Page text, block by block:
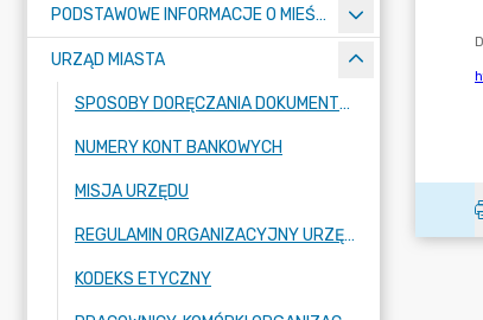
PODSTAWOWE INFORMACJE O MIEŚCIE
URZĄD MIASTA
SPOSOBY DORĘCZANIA DOKUMENTÓW DO URZĘDU MIASTA RADZIONKÓW
NUMERY KONT BANKOWYCH
MISJA URZĘDU
REGULAMIN ORGANIZACYJNY URZĘDU
KODEKS ETYCZNY